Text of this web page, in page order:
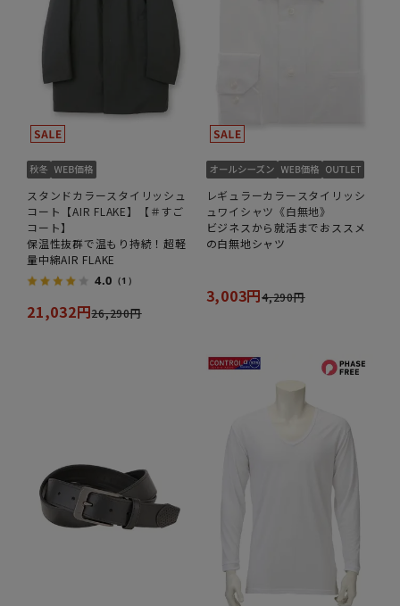
スタンドカラースタイリッシュ
コート【AIR FLAKE】【＃すご
コート】
保温性抜群で温もり持続！超軽
量中綿AIR FLAKE
4.0 （1）
21,032円26,290円
レギュラーカラースタイリッシ
ュワイシャツ《白無地》
ビジネスから就活までおススメ
の白無地シャツ
3,003円4,290円